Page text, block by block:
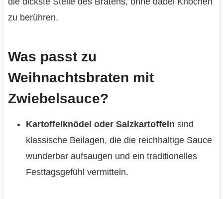
zu berühren.
Was passt zu
Weihnachtsbraten mit
Zwiebelsauce?
Kartoffelknödel oder Salzkartoffeln sind
klassische Beilagen, die die reichhaltige Sauce
wunderbar aufsaugen und ein traditionelles
Festtagsgefühl vermitteln.